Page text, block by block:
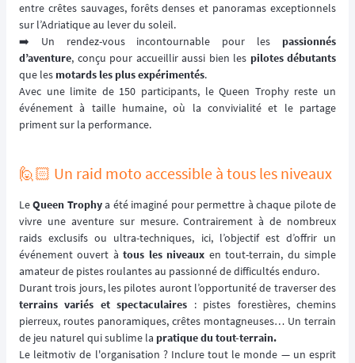
entre crêtes sauvages, forêts denses et panoramas exceptionnels
sur l’Adriatique au lever du soleil.
➡️ Un rendez-vous incontournable pour les passionnés
d’aventure, conçu pour accueillir aussi bien les pilotes débutants
que les motards les plus expérimentés.
Avec une limite de 150 participants, le Queen Trophy reste un
événement à taille humaine, où la convivialité et le partage
priment sur la performance.
🙋🏻 Un raid moto accessible à tous les niveaux
LeQueen Trophya été imaginé pour permettre à chaque pilote de
vivre une aventure sur mesure. Contrairement à de nombreux
raids exclusifs ou ultra-techniques, ici, l’objectif est d’offrir un
événement ouvert àtous les niveaux en tout-terrain, du simple
amateur de pistes roulantes au passionné de difficultés enduro.
Durant trois jours, les pilotes auront l’opportunité de traverser des
terrains variés et spectaculaires : pistes forestières, chemins
pierreux, routes panoramiques, crêtes montagneuses… Un terrain
de jeu naturel qui sublime la pratique du tout-terrain.
Le leitmotiv de l'organisation ? Inclure tout le monde — un esprit